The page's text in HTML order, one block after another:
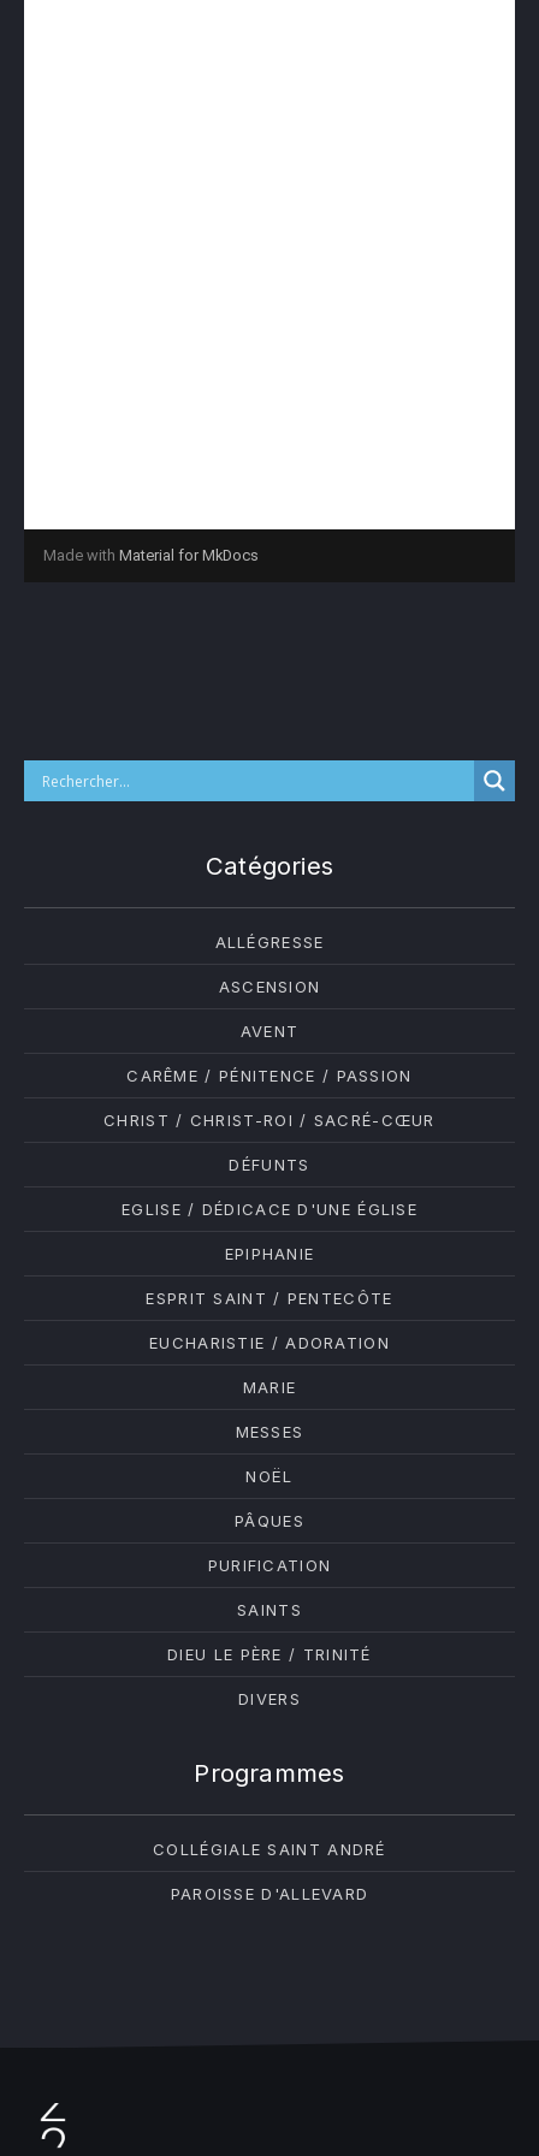
Catégories
ALLÉGRESSE
ASCENSION
AVENT
CARÊME / PÉNITENCE / PASSION
CHRIST / CHRIST-ROI / SACRÉ-CŒUR
DÉFUNTS
EGLISE / DÉDICACE D'UNE ÉGLISE
EPIPHANIE
ESPRIT SAINT / PENTECÔTE
EUCHARISTIE / ADORATION
MARIE
MESSES
NOËL
PÂQUES
PURIFICATION
SAINTS
DIEU LE PÈRE / TRINITÉ
DIVERS
Programmes
COLLÉGIALE SAINT ANDRÉ
PAROISSE D'ALLEVARD